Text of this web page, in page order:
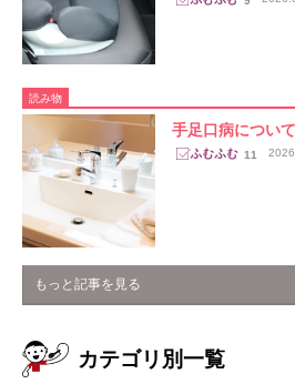
読み物
手足口病について
11
もっと記事を見る
カテゴリ別一覧